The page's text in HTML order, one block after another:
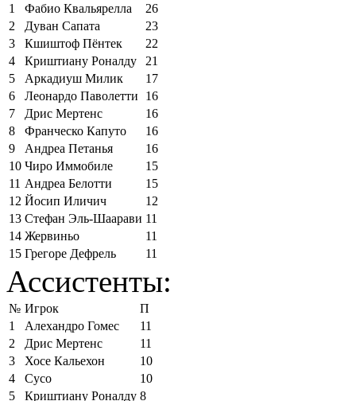
1
Фабио Квальярелла
26
2
Дуван Сапата
23
3
Кшиштоф Пёнтек
22
4
Криштиану Роналду
21
5
Аркадиуш Милик
17
6
Леонардо Паволетти
16
7
Дрис Мертенс
16
8
Франческо Капуто
16
9
Андреа Петанья
16
10 Чиро Иммобиле
15
11 Андреа Белотти
15
12 Йосип Иличич
12
13 Стефан Эль-Шаарави 11
14 Жервиньо
11
15 Грегоре Дефрель 11
Ассистенты:
№ Игрок
П
1
Алехандро Гомес
11
2
Дрис Мертенс
11
3
Хосе Кальехон
10
4
Сусо
10
5
Криштиану Роналду 8